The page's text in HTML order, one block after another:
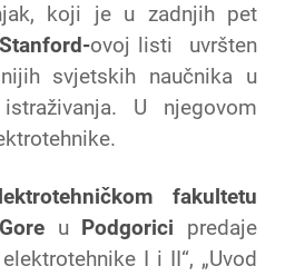
koji je u zadnjih pet
Stanford-ovoj listi uvršten
svjetskih naučnika u
U njegovom
fakultetu
u Podgorici predaje
I i II“, „Uvod